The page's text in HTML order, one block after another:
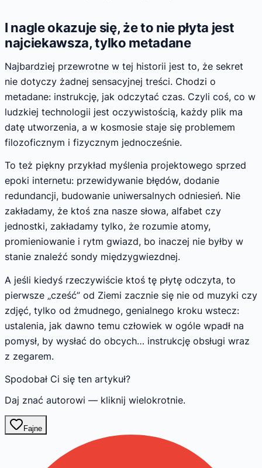
I nagle okazuje się, że to nie płyta jest
najciekawsza, tylko metadane
Najbardziej przewrotne w tej historii jest to, że sekret
nie dotyczy żadnej sensacyjnej treści. Chodzi o
metadane: instrukcję, jak odczytać czas. Czyli coś, co w
ludzkiej technologii jest oczywistością, każdy plik ma
datę utworzenia, a w kosmosie staje się problemem
filozoficznym i fizycznym jednocześnie.
To też piękny przykład myślenia projektowego sprzed
epoki internetu: przewidywanie błędów, dodanie
redundancji, budowanie uniwersalnych odniesień. Nie
zakładamy, że ktoś zna nasze słowa, alfabet czy
jednostki, zakładamy tylko, że rozumie atomy,
promieniowanie i rytm gwiazd, bo inaczej nie byłby w
stanie znaleźć sondy międzygwiezdnej.
A jeśli kiedyś rzeczywiście ktoś tę płytę odczyta, to
pierwsze „cześć” od Ziemi zacznie się nie od muzyki czy
zdjęć, tylko od żmudnego, genialnego kroku wstecz:
ustalenia, jak dawno temu człowiek w ogóle wpadł na
pomysł, by wysłać do obcych… instrukcję obsługi wraz
z zegarem.
Spodobał Ci się ten artykuł?
Daj znać autorowi — kliknij wielokrotnie.
Fajne